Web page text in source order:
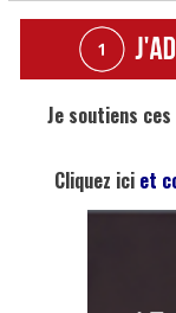
Je soutiens
Cliquez ici et